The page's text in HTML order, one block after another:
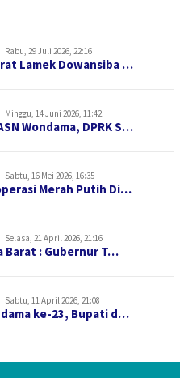
Rabu, 29 Juli 2026, 22:16
Lamek Dowansiba …
Minggu, 14 Juni 2026, 11:42
Wondama, DPRK S…
Sabtu, 16 Mei 2026, 16:35
Merah Putih Di…
Selasa, 21 April 2026, 21:16
Barat : Gubernur T…
Sabtu, 11 April 2026, 21:08
ke-23, Bupati d…